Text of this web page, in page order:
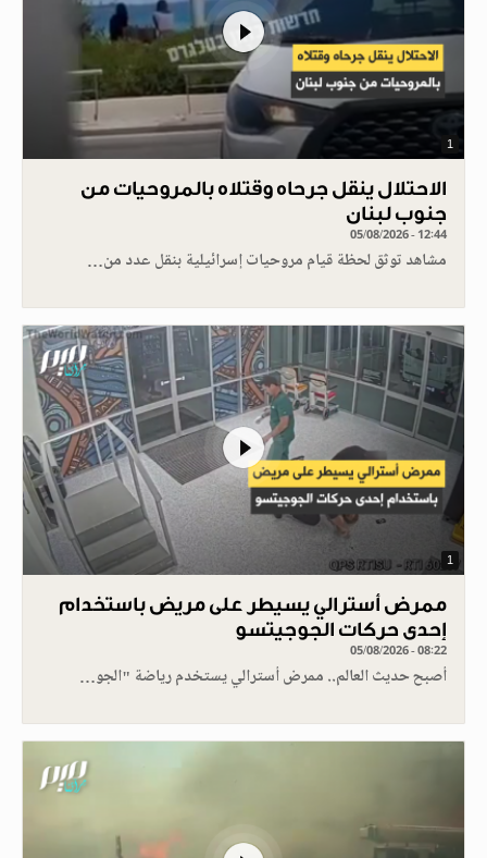
1
الاحتلال ينقل جرحاه وقتلاه بالمروحيات من
جنوب لبنان
05/08/2026 - 12:44
مشاهد توثق لحظة قيام مروحيات إسرائيلية بنقل عدد من…
1
ممرض أسترالي يسيطر على مريض باستخدام
إحدى حركات الجوجيتسو
05/08/2026 - 08:22
أصبح حديث العالم.. ممرض أسترالي يستخدم رياضة "الجو…